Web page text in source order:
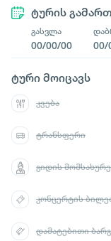
ტურის
გასვლა
00/00/00 00/
ტური მოიცავს
კვება
ტრანსფერი
გიდის
კონცერტის
დამატებითი